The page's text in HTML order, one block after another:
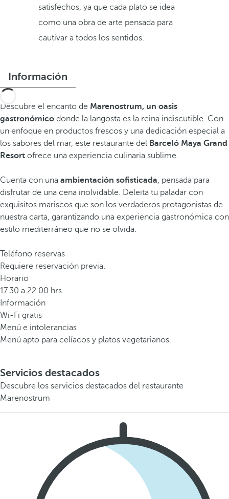
satisfechos, ya que cada plato se idea
como una obra de arte pensada para
cautivar a todos los sentidos.
Información
Descubre el encanto de Marenostrum, un oasis
gastronómico donde la langosta es la reina indiscutible. Con
un enfoque en productos frescos y una dedicación especial a
los sabores del mar, este restaurante del Barceló Maya Grand
Resort ofrece una experiencia culinaria sublime.
Cuenta con una ambientación sofisticada, pensada para
disfrutar de una cena inolvidable. Deleita tu paladar con
exquisitos mariscos que son los verdaderos protagonistas de
nuestra carta, garantizando una experiencia gastronómica con
estilo mediterráneo que no se olvida.
Teléfono reservas
Requiere reservación previa.
Horario
17.30 a 22.00 hrs.
Información
Wi-Fi gratis
Menú e intolerancias
Menú apto para celíacos y platos vegetarianos.
Servicios destacados
Descubre los servicios destacados del restaurante
Marenostrum